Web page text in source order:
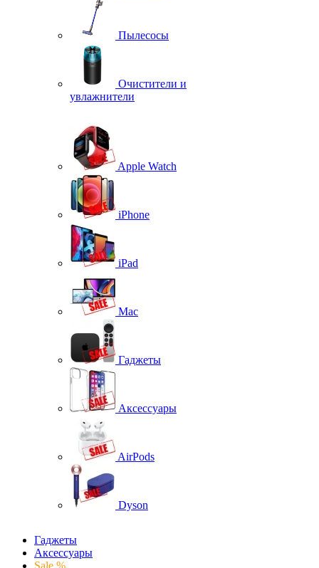
Пылесосы
Очистители и
увлажнители
Apple Watch
iPhone
iPad
Mac
Гаджеты
Аксессуары
AirPods
Dyson
Гаджеты
Аксессуары